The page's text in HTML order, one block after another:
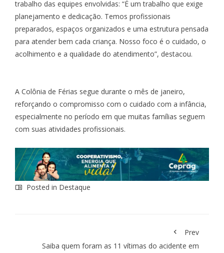
trabalho das equipes envolvidas: “É um trabalho que exige
planejamento e dedicação. Temos profissionais
preparados, espaços organizados e uma estrutura pensada
para atender bem cada criança. Nosso foco é o cuidado, o
acolhimento e a qualidade do atendimento”, destacou.
A Colônia de Férias segue durante o mês de janeiro,
reforçando o compromisso com o cuidado com a infância,
especialmente no período em que muitas famílias seguem
com suas atividades profissionais.
Posted in Destaque
Prev
Saiba quem foram as 11 vítimas do acidente em